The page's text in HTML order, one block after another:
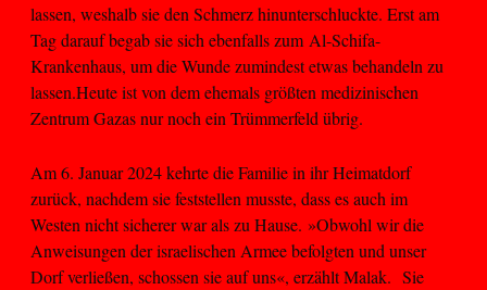
lassen, weshalb sie den Schmerz hinunterschluckte. Erst am
Tag darauf begab sie sich ebenfalls zum Al-Schifa-
Krankenhaus, um die Wunde zumindest etwas behandeln zu
lassen.Heute ist von dem ehemals größten medizinischen
Zentrum Gazas nur noch ein Trümmerfeld übrig.
Am 6. Januar 2024 kehrte die Familie in ihr Heimatdorf
zurück, nachdem sie feststellen musste, dass es auch im
Westen nicht sicherer war als zu Hause. »Obwohl wir die
Anweisungen der israelischen Armee befolgten und unser
Dorf verließen, schossen sie auf uns«, erzählt Malak. Sie